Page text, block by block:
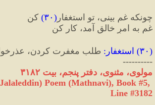
چونکه غم بینی، تو استغفار ( ۳۰) کن
غم به امرِ خالق آمد، کار کن‌‌
( ۳۰) استغفار : طلب مغفرت کردن،
----------
مولوی، مثنوی، دفتر پنجم، بیت ۳۱۸۲
Poem (Mathnavi), Book #5,
Line #3182